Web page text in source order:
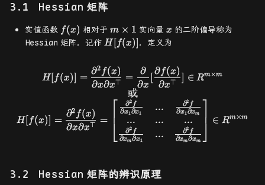
Hessian 矩阵
实值函数 f(x)
f(x) 相对于 m
\times
1
m × 1 实向量 x
x 的二阶偏导称为
Hessian 矩阵，记作 H[f(x)]
H[ f(x)] ，定义为
H[f(x)]=\frac{\partial^2
H[ f(x)] =
∂x∂x⊤
∂2 f(x)
=
∂x
∂
∂x⊤
∂f(x)
∈ Rm×m
或
H[ f(x)] =
∂x∂x⊤
∂2 f(x)
= ⎣
⎡ ∂x1 ∂x1
∂2
f
...
∂xm∂x1
∂2
f
...
...
...
∂x1 ∂xm
∂2
f
...
∂xm∂xm
∂2
f ⎦
⎤ ∈ Rm×m
Hessian 矩阵的辨识原理